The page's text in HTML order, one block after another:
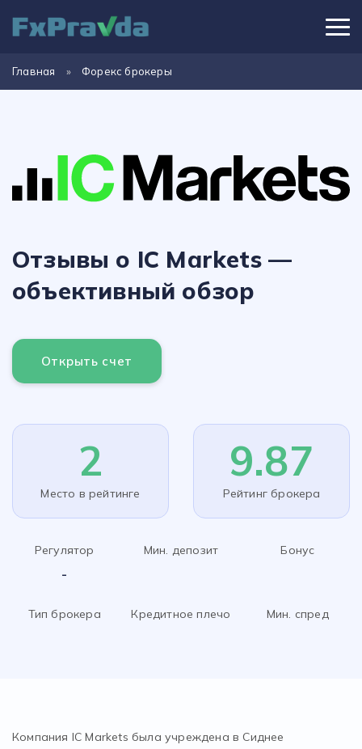
Главная » Форекс брокеры
Отзывы о IC Markets —
объективный обзор
Открыть счет
2
Место в рейтинге
9.87
Рейтинг брокера
Регулятор
-
Мин. депозит Бонус
Тип брокера Кредитное плечо Мин. спред
Компания IC Markets была учреждена в Сиднее